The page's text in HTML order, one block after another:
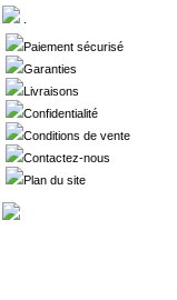
Paiement sécurisé
Garanties
Livraisons
Confidentialité
Conditions de vente
Contactez-nous
Plan du site